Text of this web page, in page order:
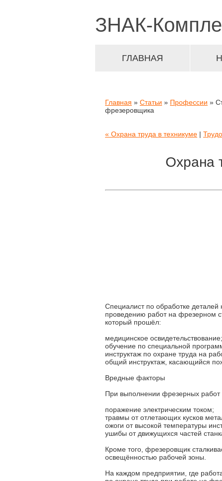
ЗНАК-
ГЛАВНАЯ
Главная » Статьи » Профессии »
фрезеровщика
« Охрана труда в техникуме |
Охрана
Специалист по обработке
проведению работ на фрезерном
который прошёл:
медицинское освидетельствование;
обучение по специальной
инструктаж по охране труда на
общий инструктаж, касающийся
Вредные факторы
При выполнении фрезерных работ
поражение электрическим током;
травмы от отлетающих кусков
ожоги от высокой температуры
ушибы от движущихся частей
Кроме того, фрезеровщик
освещённостью рабочей зоны.
На каждом предприятии, где